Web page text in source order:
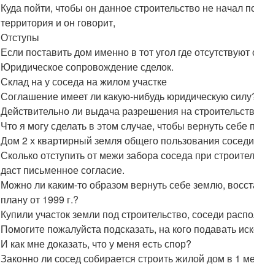
Куда пойти, чтобы он данное строительство не начал
территория и он говорит,
Отступы
Если поставить дом именно в тот угол где отсутствуют
Юридическое сопровождение сделок.
Склад на у соседа на жилом участке
Соглашение имеет ли какую-нибудь юридическую
Действительно ли выдача разрешения на
Что я могу сделать в этом случае, чтобы вернуть
Дом 2 х квартирный земля общего пользования
Сколько отступить от межи забора соседа при
даст письменное согласие.
Можно ли каким-то образом вернуть себе землю,
плану от 1999 г.?
Купили участок земли под строительство, соседи
Помогите пожалуйста подсказать, на кого подавать
И как мне доказать, что у меня есть спор?
Законно ли сосед собирается строить жилой дом в 1